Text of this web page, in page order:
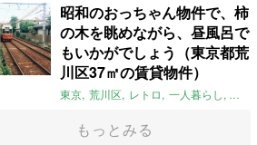
昭和のおっちゃん物件で、柿
の木を眺めながら、昼風呂で
もいかがでしょう（東京都荒
川区37㎡の賃貸物件）
東京 荒川区 レトロ 一人暮らし タイル
もっとみる